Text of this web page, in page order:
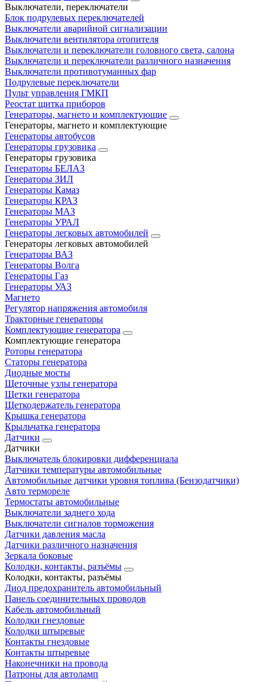
Выключатели, переключатели
Блок подрулевых переключателей
Выключатели аварийной сигнализации
Выключатели вентилятора отопителя
Выключатели и переключатели головного света, салона
Выключатели и переключатели различного назначения
Выключатели противотуманных фар
Подрулевые переключатели
Пульт управления ГМКП
Реостат щитка приборов
Генераторы, магнето и комплектующие
Генераторы, магнето и комплектующие
Генераторы автобусов
Генераторы грузовика
Генераторы грузовика
Генераторы БЕЛАЗ
Генераторы ЗИЛ
Генераторы Камаз
Генераторы КРАЗ
Генераторы МАЗ
Генераторы УРАЛ
Генераторы легковых автомобилей
Генераторы легковых автомобилей
Генераторы ВАЗ
Генераторы Волга
Генераторы Газ
Генераторы УАЗ
Магнето
Регулятор напряжения автомобиля
Тракторные генераторы
Комплектующие генератора
Комплектующие генератора
Роторы генератора
Статоры генератора
Диодные мосты
Щеточные узлы генератора
Щетки генератора
Щеткодержатель генератора
Крышка генератора
Крыльчатка генератора
Датчики
Датчики
Выключатель блокировки дифференциала
Датчики температуры автомобильные
Автомобильные датчики уровня топлива (Бензодатчики)
Авто термореле
Термостаты автомобильные
Выключатели заднего хода
Выключатели сигналов торможения
Датчики давления масла
Датчики различного назначения
Зеркала боковые
Колодки, контакты, разъёмы
Колодки, контакты, разъёмы
Диод предохранитель автомобильный
Панель соединительных проводов
Кабель автомобильный
Колодки гнездовые
Колодки штыревые
Контакты гнездовые
Контакты штыревые
Наконечники на провода
Патроны для автоламп